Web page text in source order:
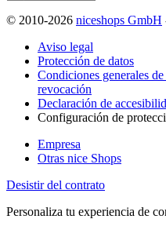
© 2010-2026 niceshops GmbH
Aviso legal
Protección de datos
Condiciones generales
revocación
Declaración de
Configuración de
Empresa
Otras nice Shops
Desistir del contrato
Personaliza tu experiencia de